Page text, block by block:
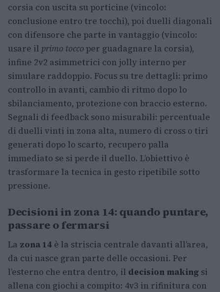
corsia con uscita su porticine (vincolo:
conclusione entro tre tocchi), poi duelli diagonali
con difensore che parte in vantaggio (vincolo:
usare il primo tocco per guadagnare la corsia),
infine 2v2 asimmetrici con jolly interno per
simulare raddoppio. Focus su tre dettagli: primo
controllo in avanti, cambio di ritmo dopo lo
sbilanciamento, protezione con braccio esterno.
Segnali di feedback sono misurabili: percentuale
di duelli vinti in zona alta, numero di cross o tiri
generati dopo lo scarto, recupero palla
immediato se si perde il duello. L’obiettivo è
trasformare la tecnica in gesto ripetibile sotto
pressione.
Decisioni in zona 14: quando puntare,
passare o fermarsi
La zona 14 è la striscia centrale davanti all’area,
da cui nasce gran parte delle occasioni. Per
l’esterno che entra dentro, il decision making si
allena con giochi a compito: 4v3 in rifinitura con